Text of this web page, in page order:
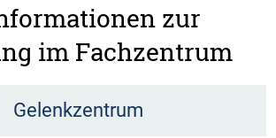
zur
im Fachzentrum
Gelenkzentrum